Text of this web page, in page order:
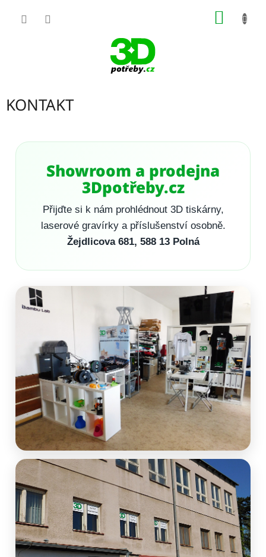
KONTAKT
Showroom a prodejna
3Dpotřeby.cz
Přijďte si k nám prohlédnout 3D tiskárny,
laserové gravírky a příslušenství osobně.
Žejdlicova 681, 588 13 Polná